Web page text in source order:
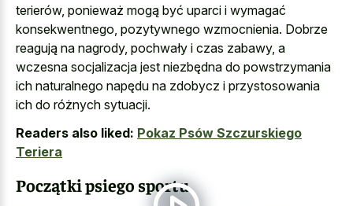
terierów, ponieważ mogą być uparci i wymagać
konsekwentnego, pozytywnego wzmocnienia. Dobrze
reagują na nagrody, pochwały i czas zabawy, a
wczesna socjalizacja jest niezbędna do powstrzymania
ich naturalnego napędu na zdobycz i przystosowania
ich do różnych sytuacji.
Readers also liked: Pokaz Psów Szczurskiego
Teriera
Początki psiego sportu